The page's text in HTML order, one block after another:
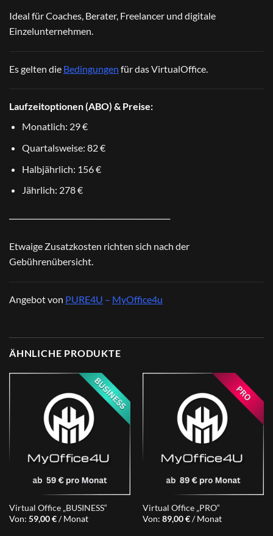
Ideal für Coaches, Berater, Freelancer und digitale
Einzelunternehmen.
Es gelten die Bedingungen für das VirtualOffice.
Laufzeitoptionen (ABO) & Preise:
Monatlich: 29 €
Quartalsweise: 82 €
Halbjährlich: 156 €
Jährlich: 278 €
────────────────────────
Etwaige Zusatzkosten richten sich nach der
Gebührenübersicht.
Angebot von PURE4U – MyOffice4u
ÄHNLICHE PRODUKTE
Virtual Office „BUSINESS“
Von: 59,00€ / Monat
Virtual Office „PRO“
Von: 89,00€ / Monat